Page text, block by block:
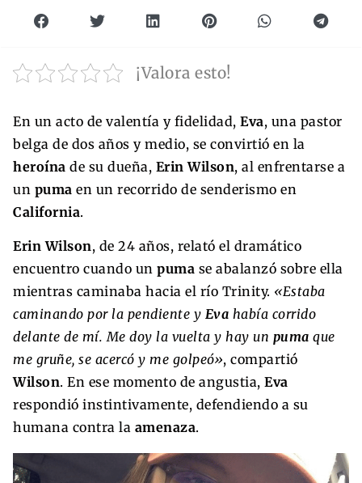
¡Valora esto!
En un acto de valentía y fidelidad, Eva, una pastor
belga de dos años y medio, se convirtió en la
heroína de su dueña, Erin Wilson, al enfrentarse a
un puma en un recorrido de senderismo en
California.
Erin Wilson, de 24 años, relató el dramático
encuentro cuando un puma se abalanzó sobre ella
mientras caminaba hacia el río Trinity. «Estaba
caminando por la pendiente y Eva había corrido
delante de mí. Me doy la vuelta y hay un puma que
me gruñe, se acercó y me golpeó», compartió
Wilson. En ese momento de angustia, Eva
respondió instintivamente, defendiendo a su
humana contra la amenaza.